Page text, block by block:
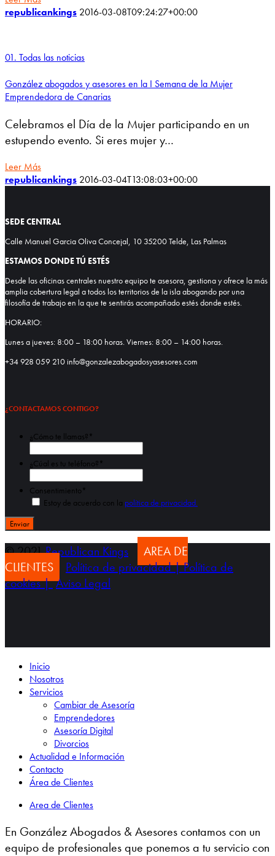
republicankings 2016-03-08T09:24:27+00:00
01. Todas las noticias
González abogados y asesores en la I Semana de la Mujer
Emprendedora de Canarias
Celebramos el Día de la Mujer participando en un
estupendo evento. Si eres mujer y…
Leer Más
republicankings 2016-03-04T13:08:03+00:00
SEDE CENTRAL
Calle Manuel Garcia Oliva Concejal, 10 35200 Telde, Las Palmas
ESTAMOS DONDE TÚ ESTÉS
Desde las oficinas centrales nuestro equipo te asesora, gestiona y ofrece la más
amplia cobertura legal a todos los territorios de la isla abogando por una
filosofía de trabajo en la que te sentirás acompañado estés donde estés.
HORARIO:
Lunes a jueves: 8:00 – 18:00 horas. Viernes: 8:00 – 14:00 horas.
+34 928 059 210 info@gonzalezabogadosyasesores.com
¿CONTACTAMOS CONTIGO?
¿Cómo te llamas? *
¿Cúal es tu teléfono? *
Consentimiento *
Estoy de acuerdo con la política de privacidad.
© 2021Republican Kings
AREA DE
CLIENTES
Política de privacidad |Política de
cookies |Aviso Legal
Inicio
Nosotros
Servicios
Cambiar de Asesoría
Emprendedores
Asesoría Digital
Divorcios
Actualidad e Información
Contacto
Área de Clientes
Area de Clientes
En González Abogados & Asesores contamos con un
equipo de profesionales que ponemos a tu servicio con